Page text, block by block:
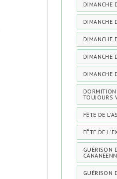
DIMANCHE
DIMANCHE
DIMANCHE
DIMANCHE
DIMANCHE
TOUJOURS
FÊTE DE
FÊTE DE
GUÉRISON
GUÉRISON